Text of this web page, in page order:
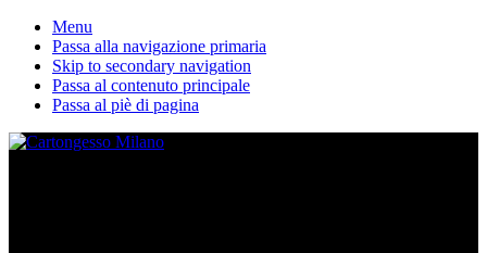
Menu
Passa alla navigazione primaria
Skip to secondary navigation
Passa al contenuto principale
Passa al piè di pagina